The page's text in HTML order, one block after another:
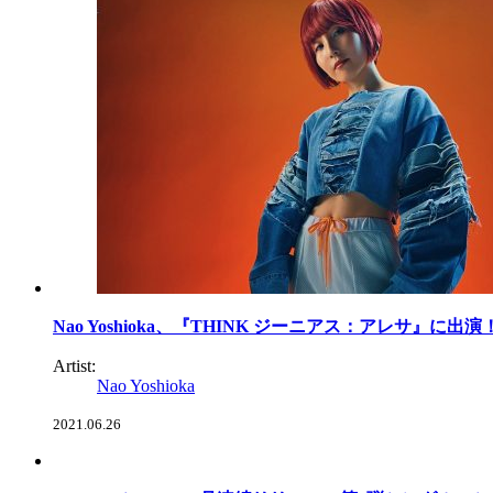
Nao Yoshioka、『THINK ジーニアス：アレサ』に出演
Artist:
Nao Yoshioka
2021.06.26